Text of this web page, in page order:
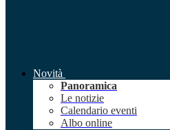
Novità
Panoramica
Le notizie
Calendario eventi
Albo online